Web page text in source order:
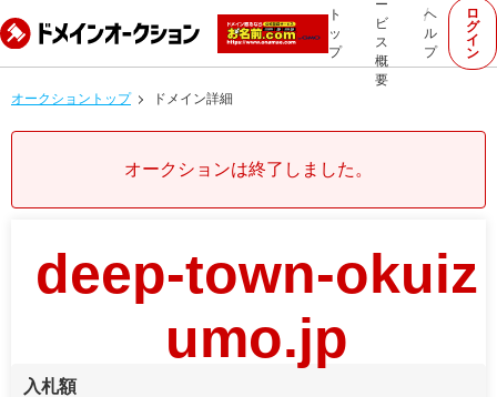
ト
ッ
プ
ー
ビ
ス
概
要
ヘ
ル
プ
ロ
グ
イ
ン
オークショントップ ドメイン詳細
オークションは終了しました。
deep-town-okuiz
umo.jp
入札額